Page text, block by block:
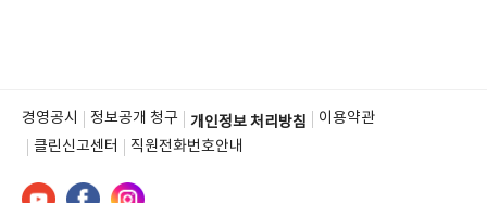
경영공시 정보공개 청구 개인정보 처리방침
이용약관
클린신고센터
직원전화번호안내